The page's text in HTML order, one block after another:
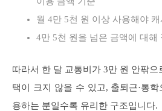
월 4만 5천 원 이상 사용해야
4만 5천 원을 넘은 금액에 대해
따라서 한 달 교통비가 3만 원 안팎으
택이 크지 않을 수 있고, 출퇴근·통
용하는 분일수록 유리한 구조입니다.